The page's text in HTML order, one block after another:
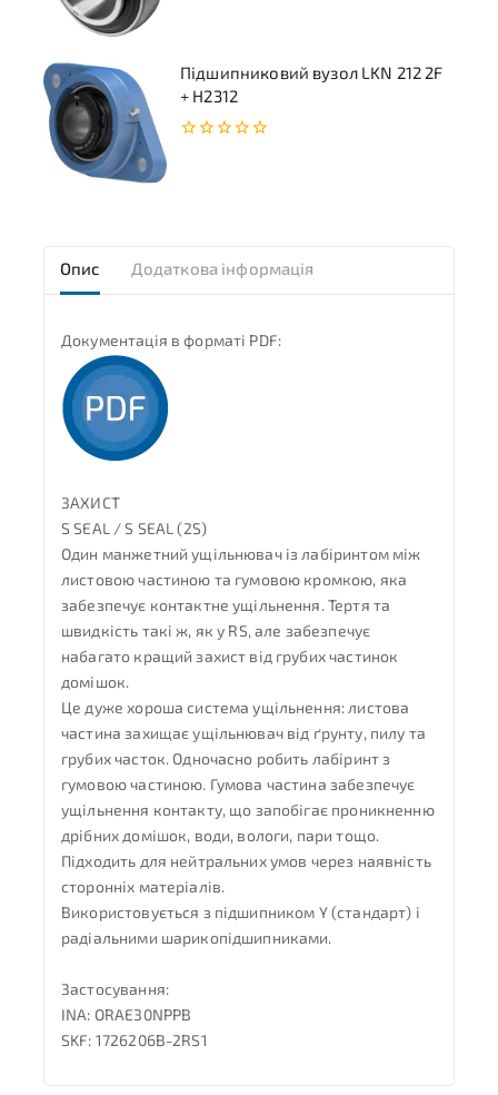
Підшипниковий вузол LKN 212 2F
+ H2312
Опис Додаткова інформація
Документація в форматі PDF:
ЗАХИСТ
S SEAL / S SEAL (2S)
Один манжетний ущільнювач із лабіринтом між
листовою частиною та гумовою кромкою, яка
забезпечує контактне ущільнення. Тертя та
швидкість такі ж, як у RS, але забезпечує
набагато кращий захист від грубих частинок
домішок.
Це дуже хороша система ущільнення: листова
частина захищає ущільнювач від ґрунту, пилу та
грубих часток. Одночасно робить лабіринт з
гумовою частиною. Гумова частина забезпечує
ущільнення контакту, що запобігає проникненню
дрібних домішок, води, вологи, пари тощо.
Підходить для нейтральних умов через наявність
сторонніх матеріалів.
Використовується з підшипником Y (стандарт) і
радіальними шарикопідшипниками.
Застосування:
INA: ORAE30NPPB
SKF: 1726206B-2RS1